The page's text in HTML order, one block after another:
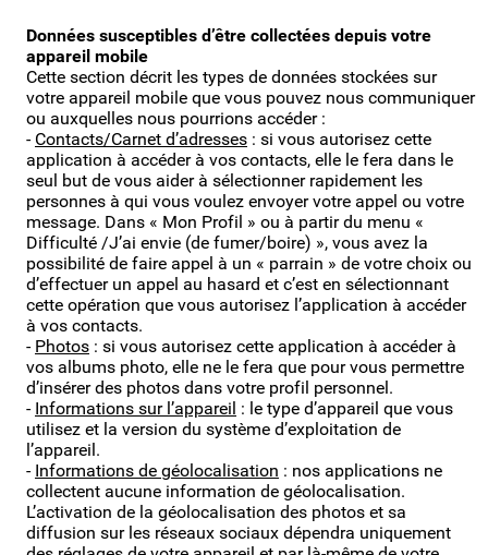
Données susceptibles d’être collectées depuis votre
appareil mobile
Cette section décrit les types de données stockées sur
votre appareil mobile que vous pouvez nous communiquer
ou auxquelles nous pourrions accéder :
- Contacts/Carnet d’adresses : si vous autorisez cette
application à accéder à vos contacts, elle le fera dans le
seul but de vous aider à sélectionner rapidement les
personnes à qui vous voulez envoyer votre appel ou votre
message. Dans « Mon Profil » ou à partir du menu «
Difficulté /J’ai envie (de fumer/boire) », vous avez la
possibilité de faire appel à un « parrain » de votre choix ou
d’effectuer un appel au hasard et c’est en sélectionnant
cette opération que vous autorisez l’application à accéder
à vos contacts.
- Photos : si vous autorisez cette application à accéder à
vos albums photo, elle ne le fera que pour vous permettre
d’insérer des photos dans votre profil personnel.
- Informations sur l’appareil : le type d’appareil que vous
utilisez et la version du système d’exploitation de
l’appareil.
- Informations de géolocalisation : nos applications ne
collectent aucune information de géolocalisation.
L’activation de la géolocalisation des photos et sa
diffusion sur les réseaux sociaux dépendra uniquement